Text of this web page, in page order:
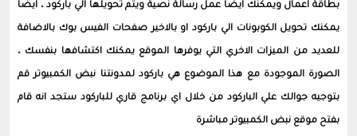
بطاقة اعمال ويمكنك ايضا عمل رسالة نصية ويتم تحويلها الي باركود ، ايضا
يمكنك تحويل الكوبونات الي باركود او بالاخير صفحات الفيس بوك بالاضافة
للعديد من الميزات الاخري التي يوفرها الموقع يمكنك اكتشافها بنفسك ،
الصورة الموجودة مع هذا الموضوع هي باركود لمدونتنا نبض الكمبيوتر قم
بتوجيه جوالك علي الباركود من خلال اي برنامج قاري للباركود ستجد انه قام
بفتح موقع نبض الكمبيوتر مباشرة